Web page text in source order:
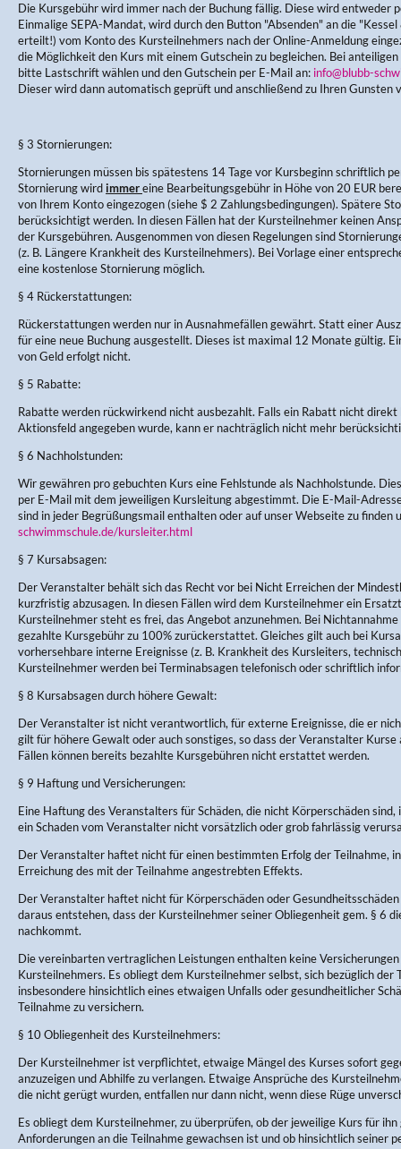
Die Kursgebühr wird immer nach der Buchung fällig. Diese wird entweder
Einmalige SEPA-Mandat, wird durch den Button "Absenden" an die
erteilt!) vom Konto des Kursteilnehmers nach der Online-Anmeldung
die Möglichkeit den Kurs mit einem Gutschein zu begleichen. Bei
bitte Lastschrift wählen und den Gutschein per E-Mail an: info@blubb-
Dieser wird dann automatisch geprüft und anschließend zu Ihren Gunsten
§ 3 Stornierungen:
Stornierungen müssen bis spätestens 14 Tage vor Kursbeginn schriftlich
Stornierung wirdimmereine Bearbeitungsgebühr in Höhe von 20 EUR
von Ihrem Konto eingezogen (siehe $ 2 Zahlungsbedingungen). Spätere
berücksichtigt werden. In diesen Fällen hat der Kursteilnehmer keinen
der Kursgebühren. Ausgenommen von diesen Regelungen sind
(z. B. Längere Krankheit des Kursteilnehmers). Bei Vorlage einer
eine kostenlose Stornierung möglich.
§ 4 Rückerstattungen:
Rückerstattungen werden nur in Ausnahmefällen gewährt. Statt einer
für eine neue Buchung ausgestellt. Dieses ist maximal 12 Monate gültig.
von Geld erfolgt nicht.
§ 5 Rabatte:
Rabatte werden rückwirkend nicht ausbezahlt. Falls ein Rabatt nicht direkt
Aktionsfeld angegeben wurde, kann er nachträglich nicht mehr
§ 6 Nachholstunden:
Wir gewähren pro gebuchten Kurs eine Fehlstunde als Nachholstunde.
per E-Mail mit dem jeweiligen Kursleitung abgestimmt. Die E-Mail-
sind in jeder Begrüßungsmail enthalten oder auf unser Webseite zu finden
schwimmschule.de/kursleiter.html
§ 7 Kursabsagen:
Der Veranstalter behält sich das Recht vor bei Nicht Erreichen der
kurzfristig abzusagen. In diesen Fällen wird dem Kursteilnehmer ein
Kursteilnehmer steht es frei, das Angebot anzunehmen. Bei
gezahlte Kursgebühr zu 100% zurückerstattet. Gleiches gilt auch bei
vorhersehbare interne Ereignisse (z. B. Krankheit des Kursleiters,
Kursteilnehmer werden bei Terminabsagen telefonisch oder schriftlich
§ 8 Kursabsagen durch höhere Gewalt:
Der Veranstalter ist nicht verantwortlich, für externe Ereignisse, die er
gilt für höhere Gewalt oder auch sonstiges, so dass der Veranstalter Kurse
Fällen können bereits bezahlte Kursgebühren nicht erstattet werden.
§ 9 Haftung und Versicherungen:
Eine Haftung des Veranstalters für Schäden, die nicht Körperschäden sind,
ein Schaden vom Veranstalter nicht vorsätzlich oder grob fahrlässig
Der Veranstalter haftet nicht für einen bestimmten Erfolg der Teilnahme,
Erreichung des mit der Teilnahme angestrebten Effekts.
Der Veranstalter haftet nicht für Körperschäden oder
daraus entstehen, dass der Kursteilnehmer seiner Obliegenheit gem. § 6
nachkommt.
Die vereinbarten vertraglichen Leistungen enthalten keine Versicherungen
Kursteilnehmers. Es obliegt dem Kursteilnehmer selbst, sich bezüglich der
insbesondere hinsichtlich eines etwaigen Unfalls oder gesundheitlicher
Teilnahme zu versichern.
§ 10 Obliegenheit des Kursteilnehmers:
Der Kursteilnehmer ist verpflichtet, etwaige Mängel des Kurses sofort
anzuzeigen und Abhilfe zu verlangen. Etwaige Ansprüche des
die nicht gerügt wurden, entfallen nur dann nicht, wenn diese Rüge
Es obliegt dem Kursteilnehmer, zu überprüfen, ob der jeweilige Kurs für
Anforderungen an die Teilnahme gewachsen ist und ob hinsichtlich seiner